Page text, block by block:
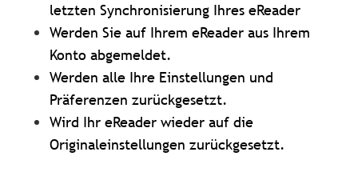
letzten Synchronisierung Ihres eReader
Werden Sie auf Ihrem eReader aus Ihrem
Konto abgemeldet.
Werden alle Ihre Einstellungen und
Präferenzen zurückgesetzt.
Wird Ihr eReader wieder auf die
Originaleinstellungen zurückgesetzt.